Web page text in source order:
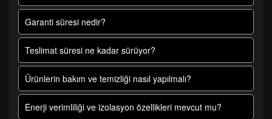
Garanti süresi nedir?
Teslimat süresi ne kadar sürüyor?
Ürünlerin bakım ve temizliği nasıl yapılmalı?
Enerji verimliliği ve izolasyon özellikleri mevcut mu?